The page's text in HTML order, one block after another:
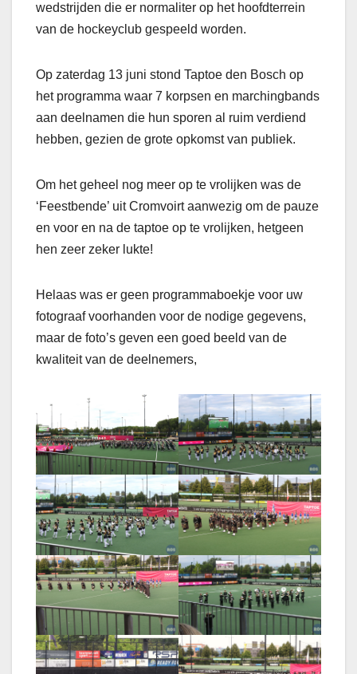
wedstrijden die er normaliter op het hoofdterrein
van de hockeyclub gespeeld worden.
Op zaterdag 13 juni stond Taptoe den Bosch op
het programma waar 7 korpsen en marchingbands
aan deelnamen die hun sporen al ruim verdiend
hebben, gezien de grote opkomst van publiek.
Om het geheel nog meer op te vrolijken was de
‘Feestbende’ uit Cromvoirt aanwezig om de pauze
en voor en na de taptoe op te vrolijken, hetgeen
hen zeer zeker lukte!
Helaas was er geen programmaboekje voor uw
fotograaf voorhanden voor de nodige gegevens,
maar de foto’s geven een goed beeld van de
kwaliteit van de deelnemers,